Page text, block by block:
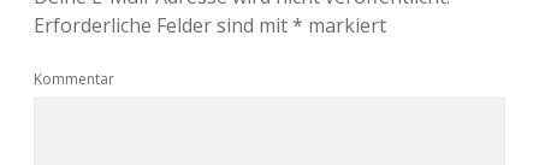
Erforderliche Felder sind mit* markiert
Kommentar